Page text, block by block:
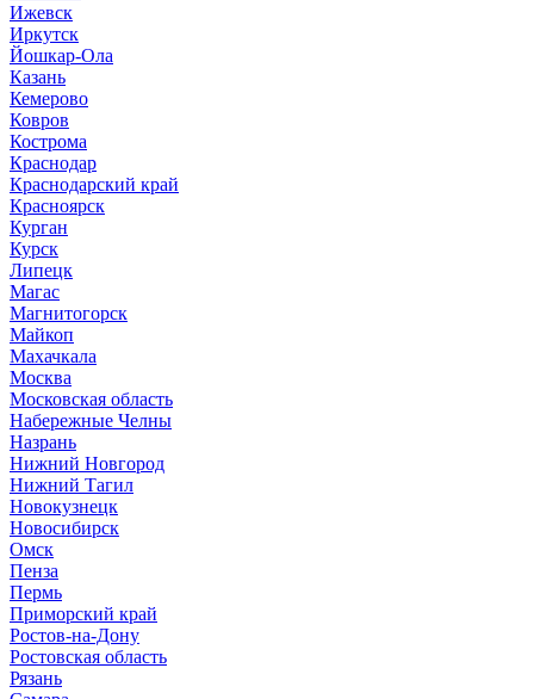
Ижевск
Иркутск
Йошкар-Ола
Казань
Кемерово
Ковров
Кострома
Краснодар
Краснодарский край
Красноярск
Курган
Курск
Липецк
Магас
Магнитогорск
Майкоп
Махачкала
Москва
Московская область
Набережные Челны
Назрань
Нижний Новгород
Нижний Тагил
Новокузнецк
Новосибирск
Омск
Пенза
Пермь
Приморский край
Ростов-на-Дону
Ростовская область
Рязань